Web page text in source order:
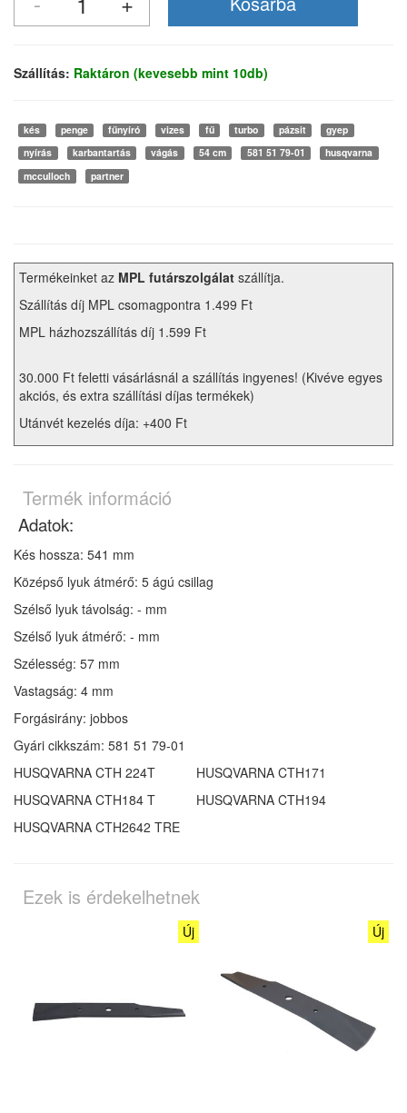
Szállítás: Raktáron (kevesebb mint 10db)
kés penge fűnyíró vizes fű turbo pázsit
gyep
nyírás
karbantartás vágás 54 cm 581 51 79-01
husqvarna
mcculloch
partner
Termékeinket az MPL futárszolgálat szállítja.
Szállítás díj MPL csomagpontra 1.499 Ft
MPL házhozszállítás díj 1.599 Ft
30.000 Ft feletti vásárlásnál a szállítás ingyenes! (Kivéve egyes
akciós, és extra szállítási díjas termékek)
Utánvét kezelés díja: +400 Ft
Termék információ
Adatok:
Kés hossza: 541 mm
Középső lyuk átmérő: 5 ágú csillag
Szélső lyuk távolság: - mm
Szélső lyuk átmérő: - mm
Szélesség: 57 mm
Vastagság: 4 mm
Forgásirány: jobbos
Gyári cikkszám: 581 51 79-01
HUSQVARNA CTH 224T
HUSQVARNA CTH171
HUSQVARNA CTH184 T
HUSQVARNA CTH194
HUSQVARNA CTH2642 TRE
Ezek is érdekelhetnek
Új Új